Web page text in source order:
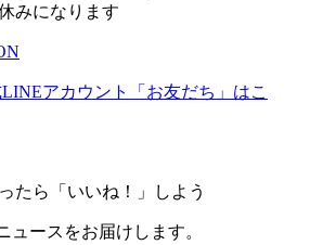
みになります
たら「いいね！」しよう
ュースをお届けします。